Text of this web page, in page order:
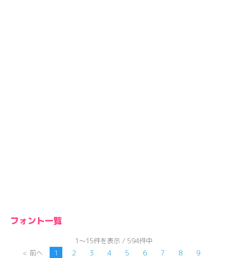
フォント一覧
1～15件を表示 / 594件中
< 前へ
1 2 3 4 5 6 7 8
9